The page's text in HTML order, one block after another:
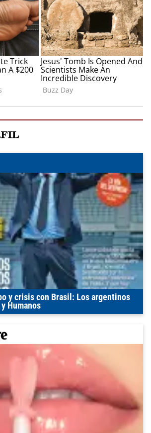
y crisis con Brasil: Los argentinos
Humanos